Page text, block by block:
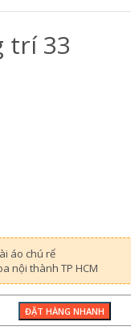
trí 33
áo chú rể
nội thành TP HCM